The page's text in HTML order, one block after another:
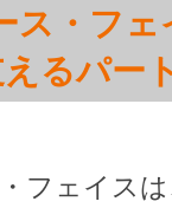
ス・フ
るパー
フェイス